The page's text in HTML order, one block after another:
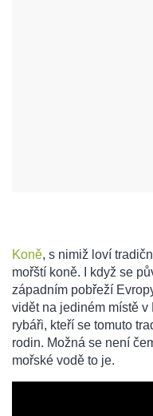
Koně, s nimiž loví
mořští koně. I když se
západním pobřeží
vidět na jediném místě
rybáři, kteří se tomuto
rodin. Možná se není
mořské vodě to je.